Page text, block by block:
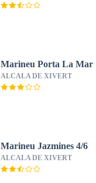
Marineu Porta La Mar
ALCALA DE XIVERT
Marineu Jazmines 4/6
ALCALA DE XIVERT